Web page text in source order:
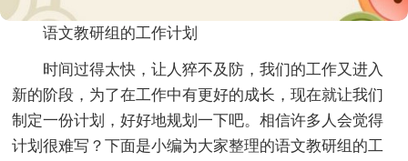
语文教研组的工作计划
时间过得太快，让人猝不及防，我们的工作又进入
新的阶段，为了在工作中有更好的成长，现在就让我们
制定一份计划，好好地规划一下吧。相信许多人会觉得
计划很难写？下面是小编为大家整理的语文教研组的工